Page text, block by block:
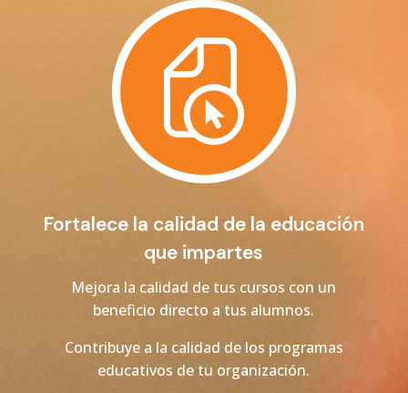
Fortalece la calidad de la educación
que impartes
Mejora la calidad de tus cursos con un
beneficio directo a tus alumnos.
Contribuye a la calidad de los programas
educativos de tu organización.